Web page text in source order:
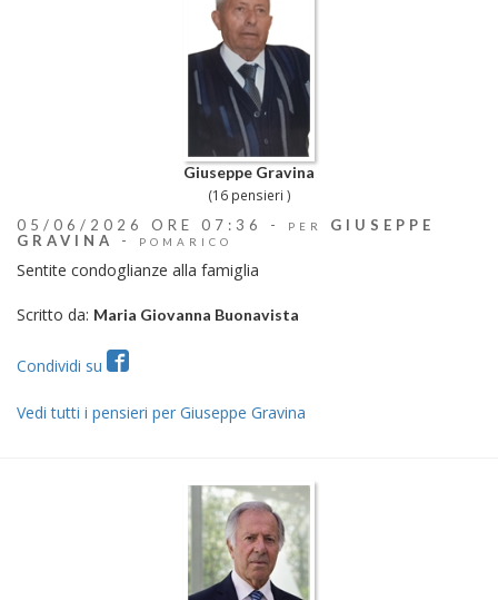
Giuseppe Gravina
(16 pensieri )
05/06/2026 ORE 07:36 - PER
GIUSEPPE
GRAVINA
- POMARICO
Sentite condoglianze alla famiglia
Scritto da: Maria Giovanna Buonavista
Condividi su
Vedi tutti i pensieri per Giuseppe Gravina